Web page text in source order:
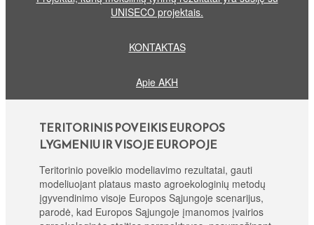
UNISECO projektais.
KONTAKTAS
Apie AKH
TERITORINIS POVEIKIS EUROPOS
LYGMENIU IR VISOJE EUROPOJE
Teritorinio poveikio modeliavimo rezultatai, gauti
modeliuojant plataus masto agroekologinių metodų
įgyvendinimo visoje Europos Sąjungoje scenarijus,
parodė, kad Europos Sąjungoje įmanomos įvairios